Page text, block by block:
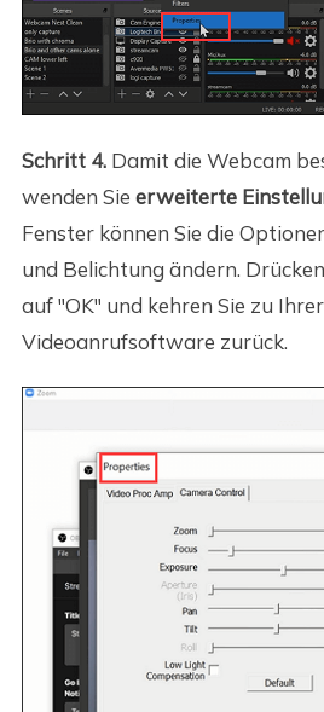
Schritt 4.Damit die Webcam
wenden Sie erweiterte
Fenster können Sie die
und Belichtung ändern.
auf "OK" und kehren Sie zu Ihrer
Videoanrufsoftware zurück.